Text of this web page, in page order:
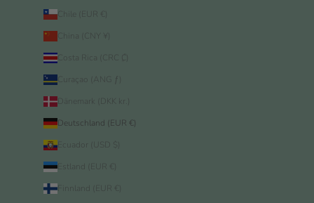
Chile (EUR €)
China (CNY ¥)
Costa Rica (CRC ₡)
Curaçao (ANG ƒ)
Dänemark (DKK kr.)
Deutschland (EUR €)
Ecuador (USD $)
Estland (EUR €)
Finnland (EUR €)